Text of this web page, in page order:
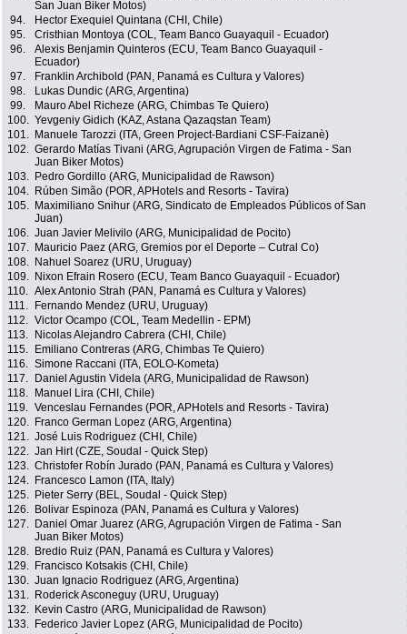
San Juan Biker Motos)
94. Hector Exequiel Quintana (CHI, Chile)
95.
Cristhian Montoya (COL, Team Banco Guayaquil - Ecuador)
96.
Alexis Benjamin Quinteros (ECU, Team Banco Guayaquil -
Ecuador)
97. Franklin Archibold (PAN, Panamá es Cultura y Valores)
98.
Lukas Dundic (ARG, Argentina)
99.
Mauro Abel Richeze (ARG, Chimbas Te Quiero)
100. Yevgeniy Gidich (KAZ, Astana Qazaqstan Team)
101.
Manuele Tarozzi (ITA, Green Project-Bardiani CSF-Faizanè)
102. Gerardo Matías Tivani (ARG, Agrupación Virgen de Fatima - San
Juan Biker Motos)
103. Pedro Gordillo (ARG, Municipalidad de Rawson)
104.
Rúben Simão (POR, APHotels and Resorts - Tavira)
105.
Maximiliano Snihur (ARG, Sindicato de Empleados Públicos of San
Juan)
106. Juan Javier Melivilo (ARG, Municipalidad de Pocito)
107.
Mauricio Paez (ARG, Gremios por el Deporte – Cutral Co)
108.
Nahuel Soarez (URU, Uruguay)
109.
Nixon Efrain Rosero (ECU, Team Banco Guayaquil - Ecuador)
110. Alex Antonio Strah (PAN, Panamá es Cultura y Valores)
111.
Fernando Mendez (URU, Uruguay)
112. Victor Ocampo (COL, Team Medellin - EPM)
113.
Nicolas Alejandro Cabrera (CHI, Chile)
115.
Emiliano Contreras (ARG, Chimbas Te Quiero)
116. Simone Raccani (ITA, EOLO-Kometa)
117.
Daniel Agustin Videla (ARG, Municipalidad de Rawson)
118.
Manuel Lira (CHI, Chile)
119. Venceslau Fernandes (POR, APHotels and Resorts - Tavira)
120.
Franco German Lopez (ARG, Argentina)
121. José Luis Rodriguez (CHI, Chile)
122. Jan Hirt (CZE, Soudal - Quick Step)
123. Christofer Robín Jurado (PAN, Panamá es Cultura y Valores)
124.
Francesco Lamon (ITA, Italy)
125.
Pieter Serry (BEL, Soudal - Quick Step)
126.
Bolivar Espinoza (PAN, Panamá es Cultura y Valores)
127.
Daniel Omar Juarez (ARG, Agrupación Virgen de Fatima - San
Juan Biker Motos)
128. Bredio Ruiz (PAN, Panamá es Cultura y Valores)
129.
Francisco Kotsakis (CHI, Chile)
130. Juan Ignacio Rodriguez (ARG, Argentina)
131.
Roderick Asconeguy (URU, Uruguay)
132.
Kevin Castro (ARG, Municipalidad de Rawson)
133.
Federico Javier Lopez (ARG, Municipalidad de Pocito)